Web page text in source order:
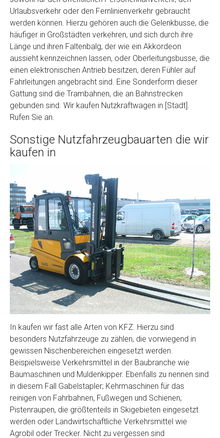
Urlaubsverkehr oder den Fernlinienverkehr gebraucht
werden können. Hierzu gehören auch die Gelenkbusse, die
häufiger in Großstädten verkehren, und sich durch ihre
Länge und ihren Faltenbalg, der wie ein Akkordeon
aussieht kennzeichnen lassen, oder Oberleitungsbusse, die
einen elektronischen Antrieb besitzen, deren Fühler auf
Fahrleitungen angebracht sind. Eine Sonderform dieser
Gattung sind die Trambahnen, die an Bahnstrecken
gebunden sind. Wir kaufen Nutzkraftwagen in [Stadt].
Rufen Sie an.
Sonstige Nutzfahrzeugbauarten die wir
kaufen in
In kaufen wir fast alle Arten von KFZ. Hierzu sind
besonders Nutzfahrzeuge zu zählen, die vorwiegend in
gewissen Nischenbereichen eingesetzt werden.
Beispielsweise Verkehrsmittel in der Baubranche wie
Baumaschinen und Muldenkipper. Ebenfalls zu nennen sind
in diesem Fall Gabelstapler; Kehrmaschinen für das
reinigen von Fahrbahnen, Fußwegen und Schienen;
Pistenraupen, die größtenteils in Skigebieten eingesetzt
werden oder Landwirtschaftliche Verkehrsmittel wie
Agrobil oder Trecker. Nicht zu vergessen sind